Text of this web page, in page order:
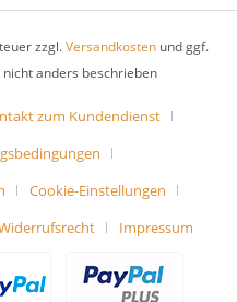
zzgl.Versandkosten und ggf.
anders beschrieben
zum Kundendienst
Cookie-Einstellungen
Impressum